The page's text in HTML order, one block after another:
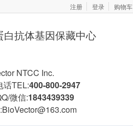
注册 登录 购物车
抗体基因保藏中心
NTCC Inc.
话TEL:400-800-2947
微信:1843439339